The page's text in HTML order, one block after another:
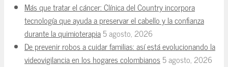
Más que tratar el cáncer: Clínica del Country incorpora
tecnología que ayuda a preservar el cabello y la confianza
durante la quimioterapia5 agosto, 2026
De prevenir robos a cuidar familias: así está evolucionando la
videovigilancia en los hogares colombianos5 agosto, 2026